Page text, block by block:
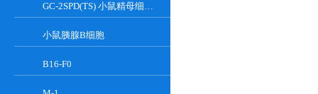
GC-2SPD(TS) 小鼠精母细胞系
小鼠胰腺Β细胞
B16-F0